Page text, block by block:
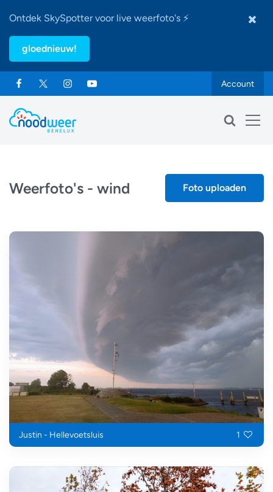
Ontdek SkySpotter voor live weerfoto's ⚡
gloednieuw!
Account
Weerfoto's - wind Foto uploaden
Justin - Hellevoetsluis 1